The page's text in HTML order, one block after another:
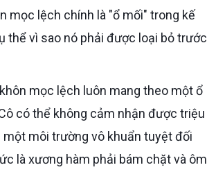
mọc lệch chính là "ổ mối" trong kế
thể vì sao nó phải được loại bỏ trước
có thể không cảm nhận được triệu
một môi trường vô khuẩn tuyệt đối
là xương hàm phải bám chặt và ôm